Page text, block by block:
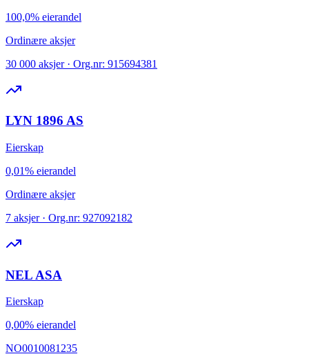
100,0% eierandel
Ordinære aksjer
30 000 aksjer · Org.nr: 915694381
LYN 1896 AS
Eierskap
0,01% eierandel
Ordinære aksjer
7 aksjer · Org.nr: 927092182
NEL ASA
Eierskap
0,00% eierandel
NO0010081235